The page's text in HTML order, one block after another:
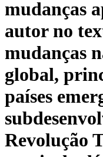
mudanças
autor no
mudanças
global,
países
Revolução